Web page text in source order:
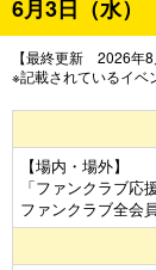
6月3日（水
【最終更新 2026年8
※記載されているイベ
【場内・場外】
「ファンクラブ応
ファンクラブ全会